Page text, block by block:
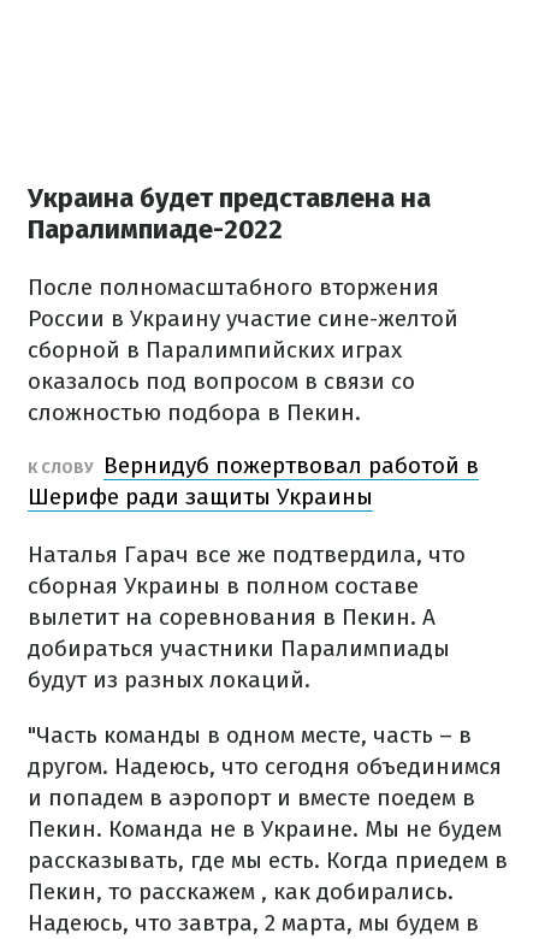
Украина будет представлена на
Паралимпиаде-2022
После полномасштабного вторжения
России в Украину участие сине-желтой
сборной в Паралимпийских играх
оказалось под вопросом в связи со
сложностью подбора в Пекин.
К СЛОВУ
Вернидуб пожертвовал работой в
Шерифе ради защиты Украины
Наталья Гарач все же подтвердила, что
сборная Украины в полном составе
вылетит на соревнования в Пекин. А
добираться участники Паралимпиады
будут из разных локаций.
"Часть команды в одном месте, часть – в
другом. Надеюсь, что сегодня объединимся
и попадем в аэропорт и вместе поедем в
Пекин. Команда не в Украине. Мы не будем
рассказывать, где мы есть. Когда приедем в
Пекин, то расскажем , как добирались.
Надеюсь, что завтра, 2 марта, мы будем в